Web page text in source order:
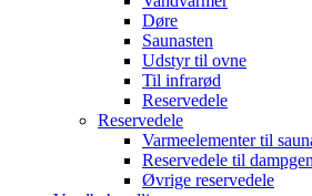
Døre
Saunasten
Udstyr til ovne
Til infrarød
Reservedele
Reservedele
Varmeelementer til
Reservedele til
Øvrige reservedele